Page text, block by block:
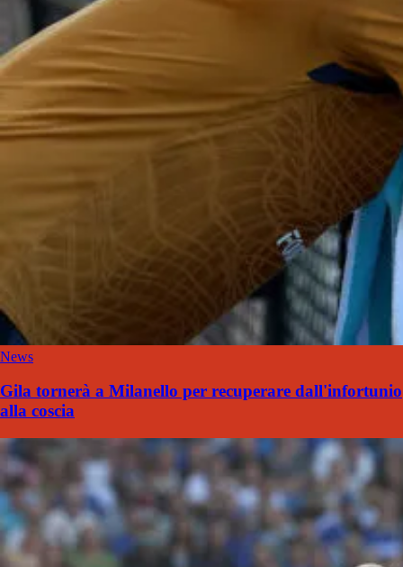
News
Gila tornerà a Milanello per recuperare dall'infortunio
alla coscia